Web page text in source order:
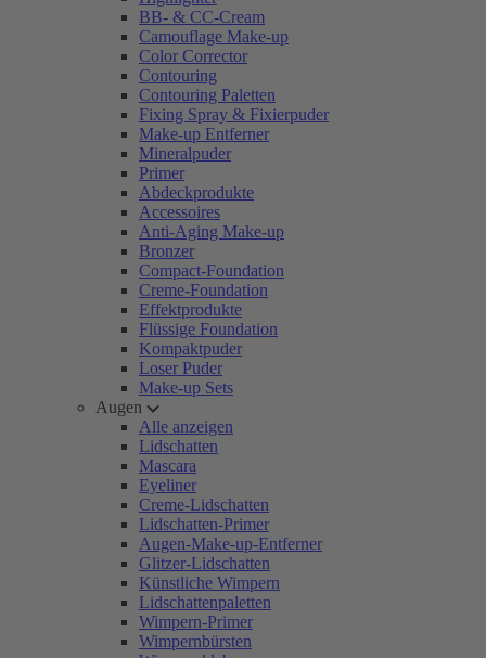
BB- & CC-Cream
Camouflage Make-up
Color Corrector
Contouring
Contouring Paletten
Fixing Spray & Fixierpuder
Make-up Entferner
Mineralpuder
Primer
Abdeckprodukte
Accessoires
Anti-Aging Make-up
Bronzer
Compact-Foundation
Creme-Foundation
Effektprodukte
Flüssige Foundation
Kompaktpuder
Loser Puder
Make-up Sets
Augen
Alle anzeigen
Lidschatten
Mascara
Eyeliner
Creme-Lidschatten
Lidschatten-Primer
Augen-Make-up-Entferner
Glitzer-Lidschatten
Künstliche Wimpern
Lidschattenpaletten
Wimpern-Primer
Wimpernbürsten